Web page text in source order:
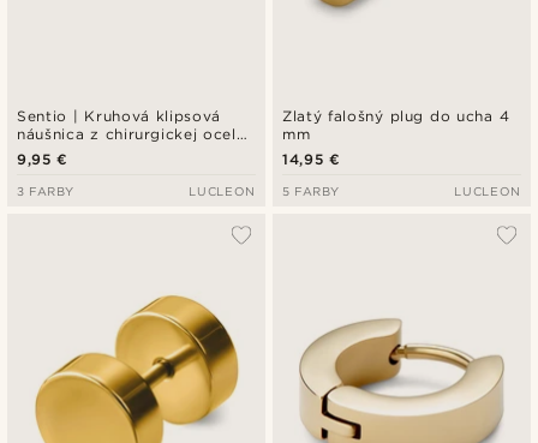
Sentio | Kruhová klipsová
náušnica z chirurgickej ocele
a zirkónu v zlatej farbe
9,95 €
3 FARBY LUCLEON
Zlatý falošný plug do ucha 4
mm
14,95 €
5 FARBY LUCLEON